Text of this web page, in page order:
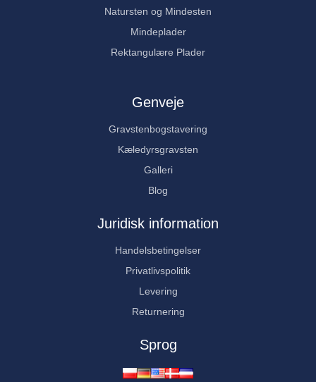
Natursten og Mindesten
Mindeplader
Rektangulære Plader
Genveje
Gravstenbogstavering
Kæledyrsgravsten
Galleri
Blog
Juridisk information
Handelsbetingelser
Privatlivspolitik
Levering
Returnering
Sprog